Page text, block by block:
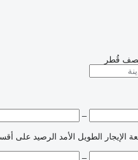
قُطر
–
الإيجار الطويل الأمد الرصيد على
–